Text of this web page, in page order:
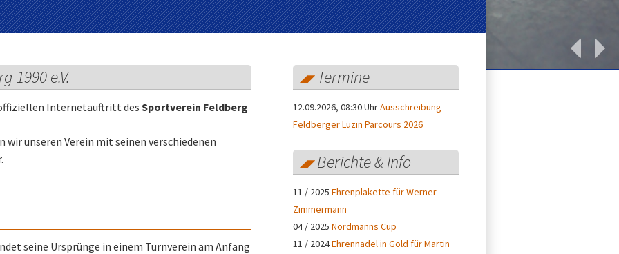
1990 e.V.
Internetauftritt des Sportverein Feldberg
unseren Verein mit seinen verschiedenen
seine Ursprünge in einem Turnverein am Anfang
Termine
12.09.2026, 08:30 UhrAusschreibung
Feldberger Luzin Parcours 2026
Berichte & Info
11 / 2025 Ehrenplakette für Werner
Zimmermann
04 / 2025 Nordmanns Cup
11 / 2024Ehrennadel in Gold für Martin